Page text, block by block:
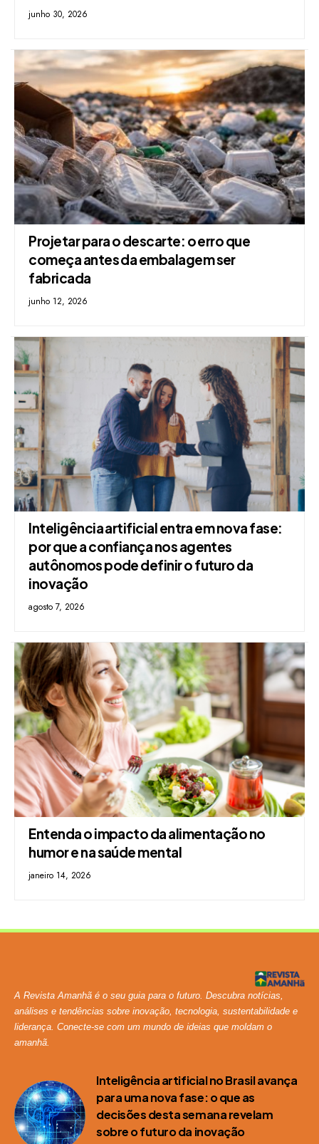
junho 30, 2026
Projetar para o descarte: o erro que
começa antes da embalagem ser
fabricada
junho 12, 2026
Inteligência artificial entra em nova fase:
por que a confiança nos agentes
autônomos pode definir o futuro da
inovação
agosto 7, 2026
Entenda o impacto da alimentação no
humor e na saúde mental
janeiro 14, 2026
A Revista Amanhã é o seu guia para o futuro. Descubra notícias,
análises e tendências sobre inovação, tecnologia, sustentabilidade e
liderança. Conecte-se com um mundo de ideias que moldam o
amanhã.
Inteligência artificial no Brasil avança
para uma nova fase: o que as
decisões desta semana revelam
sobre o futuro da inovação